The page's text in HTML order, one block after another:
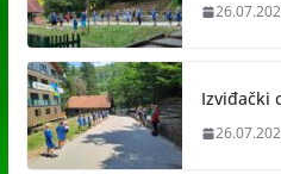
Izviđački